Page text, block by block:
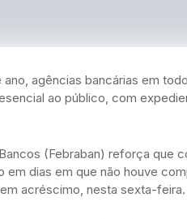
agências bancárias em
ao público, com
(Febraban) reforça que
dias em que não houve
acréscimo, nesta sexta-feira.